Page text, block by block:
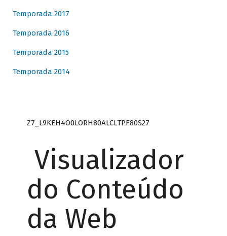
Temporada 2017
Temporada 2016
Temporada 2015
Temporada 2014
Z7_L9KEH4O0LORH80ALCLTPF80S27
Visualizador
do Conteúdo
da Web